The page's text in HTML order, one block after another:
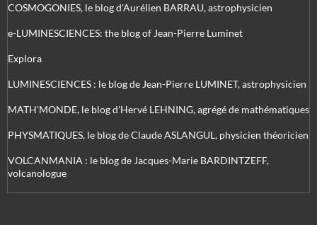
COSMOGONIES, le blog d'Aurélien BARRAU, astrophysicien
e-LUMINESCIENCES: the blog of Jean-Pierre Luminet
Explora
LUMINESCIENCES : le blog de Jean-Pierre LUMINET, astrophysicien
MATH'MONDE, le blog d'Hervé LEHNING, agrégé de mathématiques
PHYSMATIQUES, le blog de Claude ASLANGUL, physicien théoricien
VOLCANMANIA : le blog de Jacques-Marie BARDINTZEFF,
volcanologue